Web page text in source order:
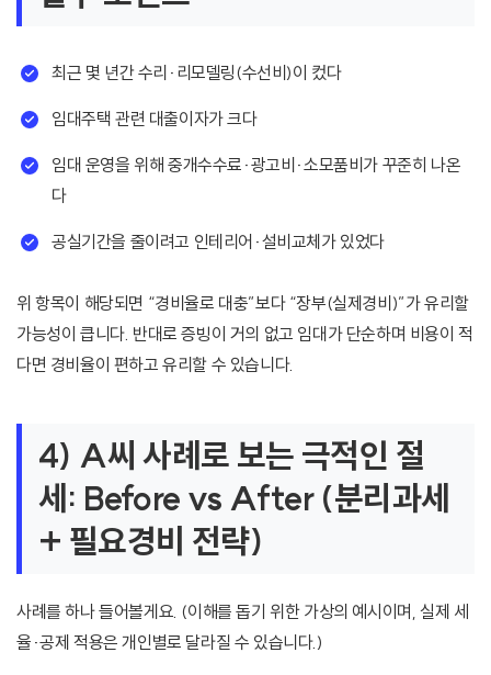
최근 몇 년간 수리·리모델링(수선비)이 컸다
임대주택 관련 대출이자가 크다
임대 운영을 위해 중개수수료·광고비·소모품비가 꾸준히 나온
다
공실기간을 줄이려고 인테리어·설비교체가 있었다
위 항목이 해당되면 “경비율로 대충”보다 “장부(실제경비)”가 유리할
가능성이 큽니다. 반대로 증빙이 거의 없고 임대가 단순하며 비용이 적
다면 경비율이 편하고 유리할 수 있습니다.
4) A씨 사례로 보는 극적인 절
세: Before vs After (분리과세
+ 필요경비 전략)
사례를 하나 들어볼게요. (이해를 돕기 위한 가상의 예시이며, 실제 세
율·공제 적용은 개인별로 달라질 수 있습니다.)